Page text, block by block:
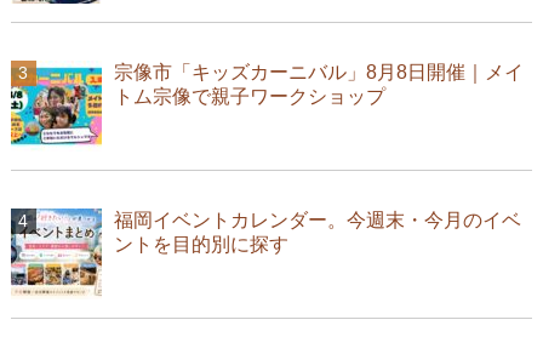
宗像市「キッズカーニバル」8月8日開催｜メイ
トム宗像で親子ワークショップ
福岡イベントカレンダー。今週末・今月のイベ
ントを目的別に探す